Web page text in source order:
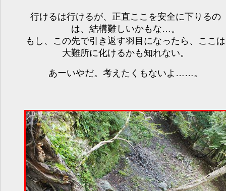
行けるは行けるが、正直ここを安全に下りるの
は、結構難しいかもな…。
もし、この先で引き返す羽目になったら、ここは
大難所に化けるかも知れない。
あーいやだ。考えたくもないよ……。